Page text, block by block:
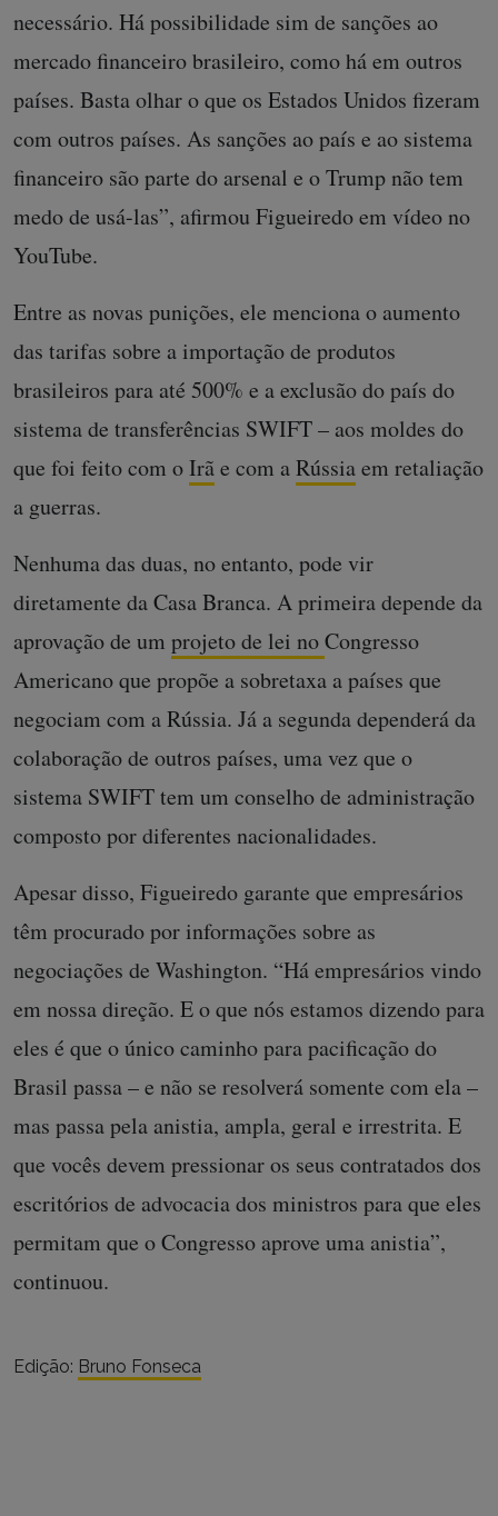
necessário. Há possibilidade sim de sanções ao
mercado financeiro brasileiro, como há em outros
países. Basta olhar o que os Estados Unidos fizeram
com outros países. As sanções ao país e ao sistema
financeiro são parte do arsenal e o Trump não tem
medo de usá-las”, afirmou Figueiredo em vídeo no
YouTube.
Entre as novas punições, ele menciona o aumento
das tarifas sobre a importação de produtos
brasileiros para até 500% e a exclusão do país do
sistema de transferências SWIFT – aos moldes do
que foi feito com oIrãe com aRússiaem retaliação
a guerras.
Nenhuma das duas, no entanto, pode vir
diretamente da Casa Branca. A primeira depende da
aprovação de um projeto de lei noCongresso
Americano que propõe a sobretaxa a países que
negociam com a Rússia. Já a segunda dependerá da
colaboração de outros países, uma vez que o
sistema SWIFT tem um conselho de administração
composto por diferentes nacionalidades.
Apesar disso, Figueiredo garante que empresários
têm procurado por informações sobre as
negociações de Washington. “Há empresários vindo
em nossa direção. E o que nós estamos dizendo para
eles é que o único caminho para pacificação do
Brasil passa – e não se resolverá somente com ela –
mas passa pela anistia, ampla, geral e irrestrita. E
que vocês devem pressionar os seus contratados dos
escritórios de advocacia dos ministros para que eles
permitam que o Congresso aprove uma anistia”,
continuou.
Edição: Bruno Fonseca